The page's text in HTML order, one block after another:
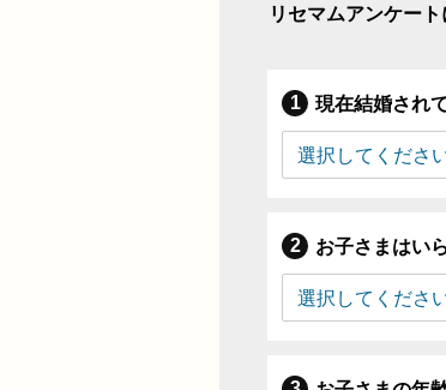
リセマムアンケー
現在結婚され
お子さまはい